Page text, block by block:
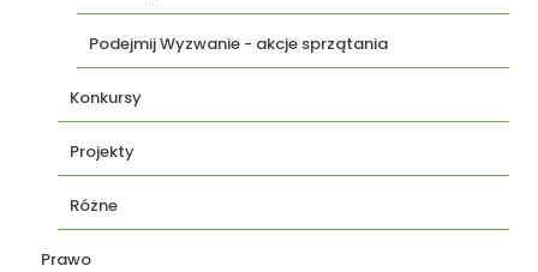
Podejmij Wyzwanie - akcje sprzątania
Konkursy
Projekty
Różne
Prawo